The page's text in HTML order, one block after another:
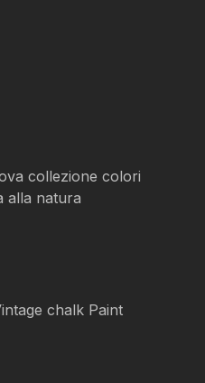
collezione colori
alla natura
chalk Paint